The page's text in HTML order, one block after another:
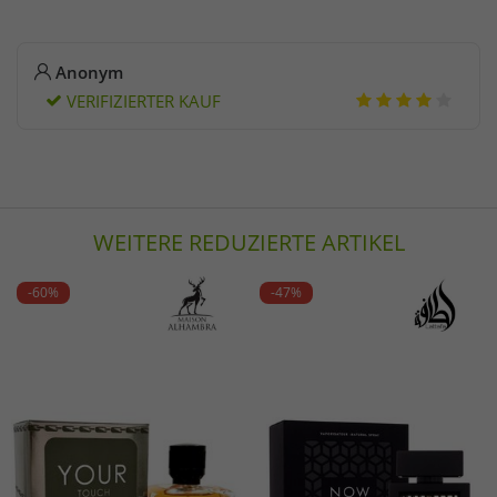
Anonym
VERIFIZIERTER KAUF
WEITERE REDUZIERTE ARTIKEL
-60% -47%